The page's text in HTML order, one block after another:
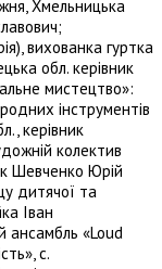
Хмельницька
вихованка гуртка
обл. керівник
мистецтво»:
інструментів
керівник
колектив
Шевченко Юрій
дитячої та
Іван
ансамбль «Loud
с.